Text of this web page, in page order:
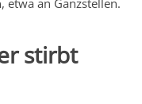
etwa an Ganzstellen.
stirbt